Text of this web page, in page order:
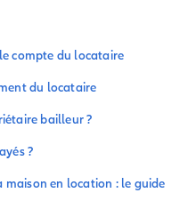
compte du locataire
du locataire
bailleur ?
?
en location : le guide